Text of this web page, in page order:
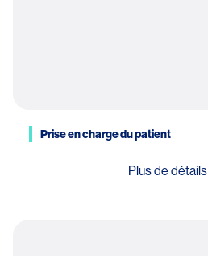
Prise en charge du patient
Plus de détails